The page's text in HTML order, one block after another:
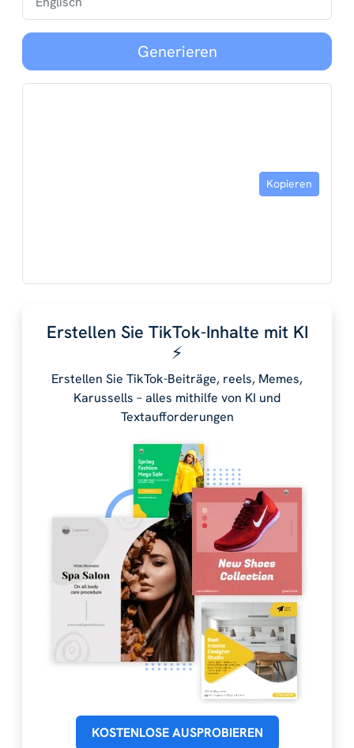
Generieren
Kopieren
Erstellen Sie TikTok-Inhalte mit KI
⚡️
Erstellen Sie TikTok-Beiträge, reels, Memes,
Karussells – alles mithilfe von KI und
Textaufforderungen
KOSTENLOSE AUSPROBIEREN